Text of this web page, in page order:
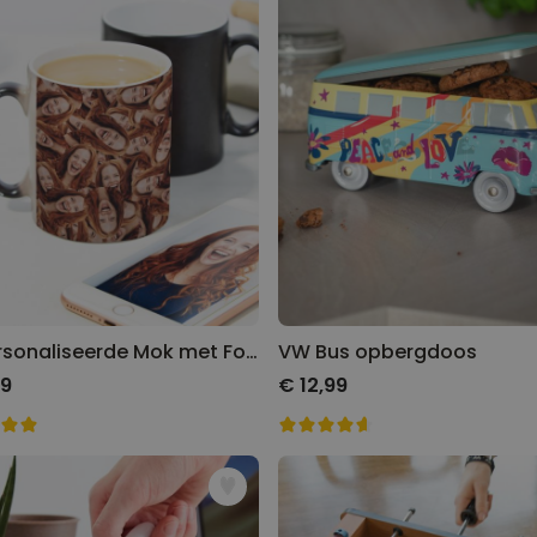
Gepersonaliseerde Mok met Foto Gezicht
VW Bus opbergdoos
€ 12,99